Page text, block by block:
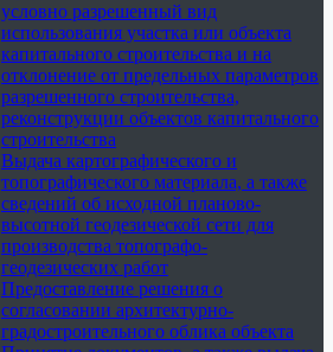
условно разрешенный вид
использования участка или объекта
капитального строительства и на
отклонение от предельных параметров
разрешенного строительства,
реконструкции объектов капитального
строительства
Выдача картографического и
топографического материала, а также
сведений об исходной планово-
высотной геодезической сети для
производства топографо-
геодезических работ
Предоставление решения о
согласовании архитектурно-
градостроительного облика объекта